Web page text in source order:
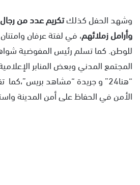
وشهد الحفل كذلكتكريم عدد من
وأرامل زملائهم، في لفتة عرفان
للوطن. كما تسلم رئيس المفوضية
المجتمع المدني وبعض المنابر
“هنا24” و جريدة “مشاهد
الأمن في الحفاظ على أمن المدينة